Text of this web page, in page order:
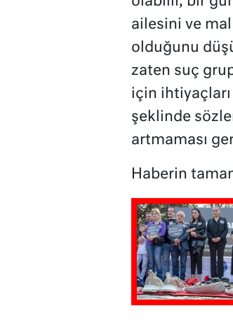
ailesini ve mal
olduğunu
zaten suç
için
şeklinde
artmaması
Haberin